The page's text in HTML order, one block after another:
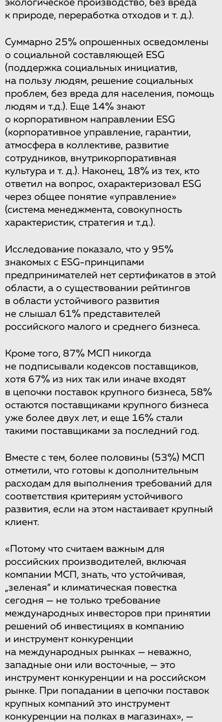
экологическое производство, без вреда
к природе, переработка отходов и т. д.).
Суммарно 25% опрошенных осведомлены
о социальной составляющей ESG
(поддержка социальных инициатив,
на пользу людям, решение социальных
проблем, без вреда для населения, помощь
людям и т.д.). Еще 14% знают
о корпоративном направлении ESG
(корпоративное управление, гарантии,
атмосфера в коллективе, развитие
сотрудников, внутрикорпоративная
культура и т. д.). Наконец, 18% из тех, кто
ответил на вопрос, охарактеризовал ESG
через общее понятие «управление»
(система менеджмента, совокупность
характеристик, стратегия и т.д.).
Исследование показало, что у 95%
знакомых с ESG-принципами
предпринимателей нет сертификатов в этой
области, а о существовании рейтингов
в области устойчивого развития
не слышал 61% представителей
российского малого и среднего бизнеса.
Кроме того, 87% МСП никогда
не подписывали кодексов поставщиков,
хотя 67% из них так или иначе входят
в цепочки поставок крупного бизнеса, 58%
остаются поставщиками крупного бизнеса
уже более двух лет, и еще 16% стали
такими поставщиками за последний год.
Вместе с тем, более половины (53%) МСП
отметили, что готовы к дополнительным
расходам для выполнения требований для
соответствия критериям устойчивого
развития, если на этом настаивает крупный
клиент.
«Потому что считаем важным для
российских производителей, включая
компании МСП, знать, что устойчивая,
„зеленая“ и климатическая повестка
сегодня — не только требование
международных инвесторов при принятии
решений об инвестициях в компанию
и инструмент конкуренции
на международных рынках — неважно,
западные они или восточные, — это
инструмент конкуренции и на российском
рынке. При попадании в цепочки поставок
крупных компаний это инструмент
конкуренции на полках в магазинах», —